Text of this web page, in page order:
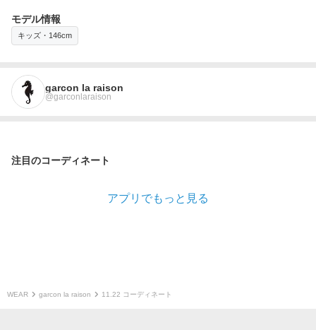
モデル情報
キッズ・146cm
garcon la raison
@garconlaraison
注目のコーディネート
アプリでもっと見る
WEAR garcon la raison 11.22 コーディネート